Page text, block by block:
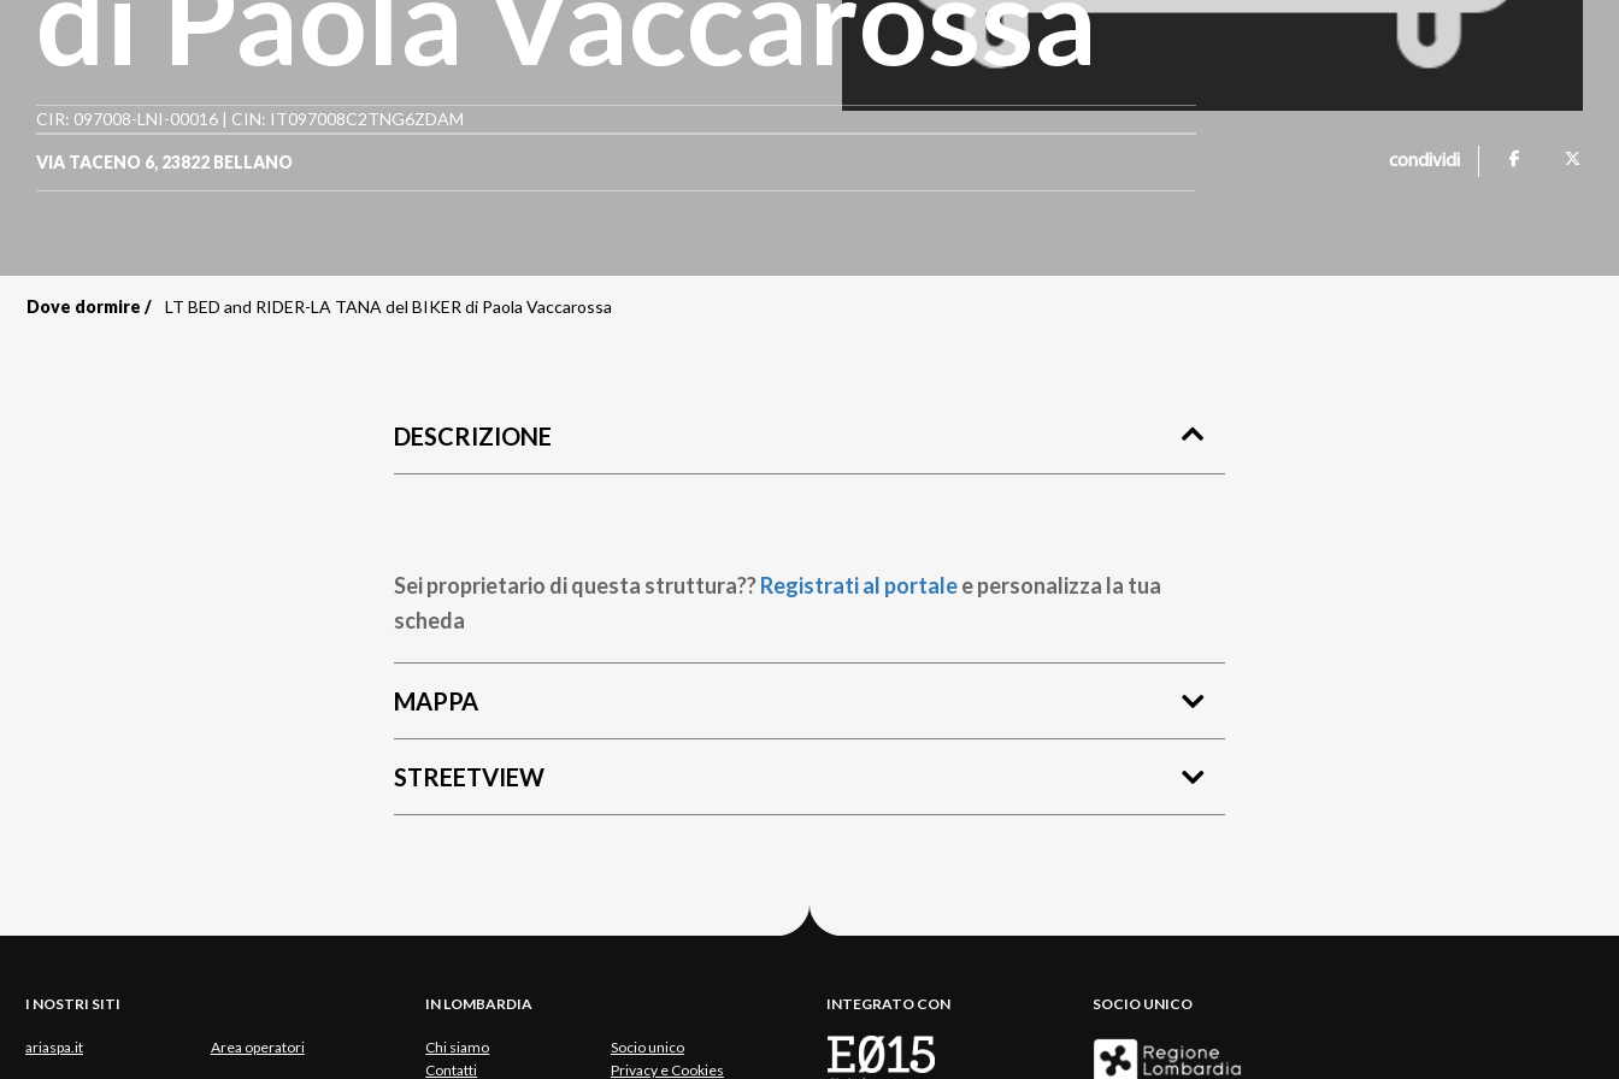
CIR: 097008-LNI-00016 | CIN: IT097008C2TNG6ZDAM
VIA TACENO 6, 23822 BELLANO condividi
Dove dormire LT BED and RIDER-LA TANA del BIKER di Paola Vaccarossa
DESCRIZIONE
Sei proprietario di questa struttura??Registrati al portalee personalizza la tua
scheda
MAPPA
STREETVIEW
I NOSTRI SITI
ariaspa.it Area operatori
IN LOMBARDIA
Chi siamo
Socio unico
Contatti
Privacy e Cookies
INTEGRATO CON SOCIO UNICO